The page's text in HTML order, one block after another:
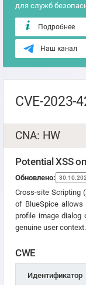
для служб
Подробнее
Наш канал
CVE-2023-
CNA: HW
Potential XSS
Обновлено:
Cross-site Scripting
of BlueSpice
profile image dialog
genuine user context.
CWE
Идентификатор